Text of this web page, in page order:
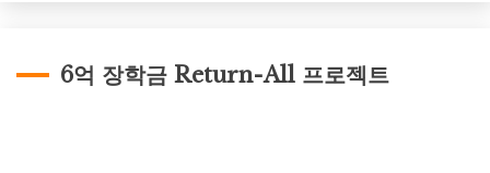
6억 장학금 Return-All 프로젝트